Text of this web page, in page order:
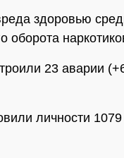
здоровью
оборота
23 аварии
личности